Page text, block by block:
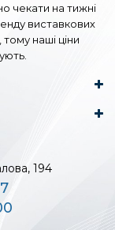
чекати на тижні
виставкових
наші ціни
194